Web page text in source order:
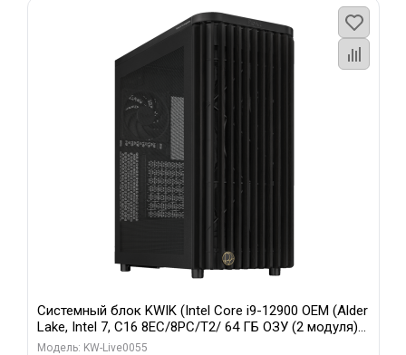
Системный блок KWIK (Intel Core i9-12900 OEM (Alder
Lake, Intel 7, C16 8EC/8PC/T2/ 64 ГБ ОЗУ (2 модуля)/
MSI RTX5080 SHADOW 3X OC 16GB GDDR7 256bit 3xDP
Модель: KW-Live0055